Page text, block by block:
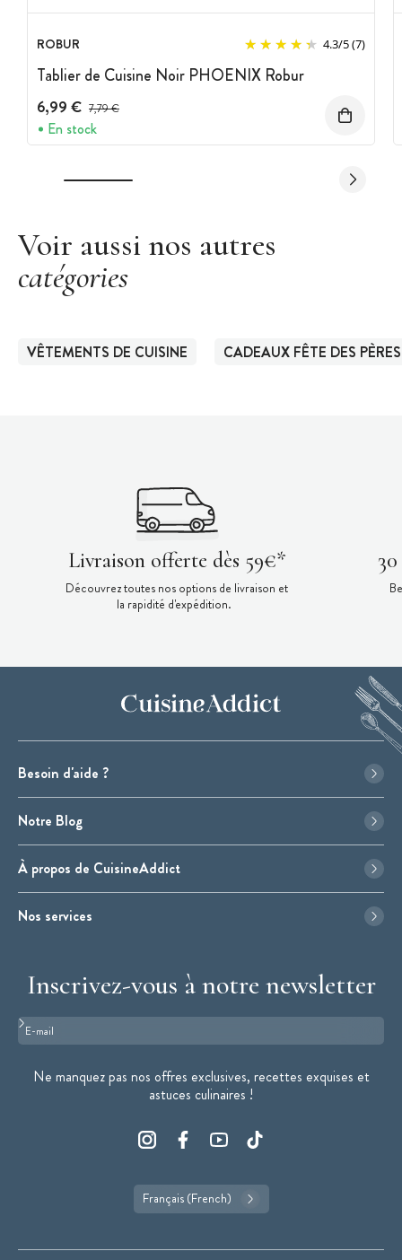
ROBUR 4.3/5(7)
Tablier de Cuisine Noir PHOENIX Robur
6,99 € Prix avant réduction :
7,79 €
En stock
Voir aussi nos autres
catégories
VÊTEMENTS DE CUISINE CADEAUX FÊTE DES PÈRES
Livraison offerte dès 59€*
Découvrez toutes nos options de livraison et
la rapidité d'expédition.
Besoin d'aide ?
Notre Blog
À propos de CuisineAddict
Nos services
Inscrivez-vous à notre newsletter
Format : adresse@email.com
Ne manquez pas nos offres exclusives, recettes exquises et
astuces culinaires !
Français (French)